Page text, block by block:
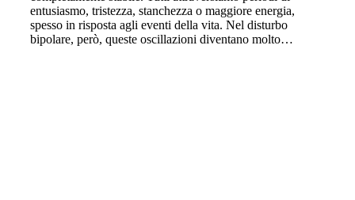
entusiasmo, tristezza, stanchezza o maggiore energia,
spesso in risposta agli eventi della vita. Nel disturbo
bipolare, però, queste oscillazioni diventano molto…